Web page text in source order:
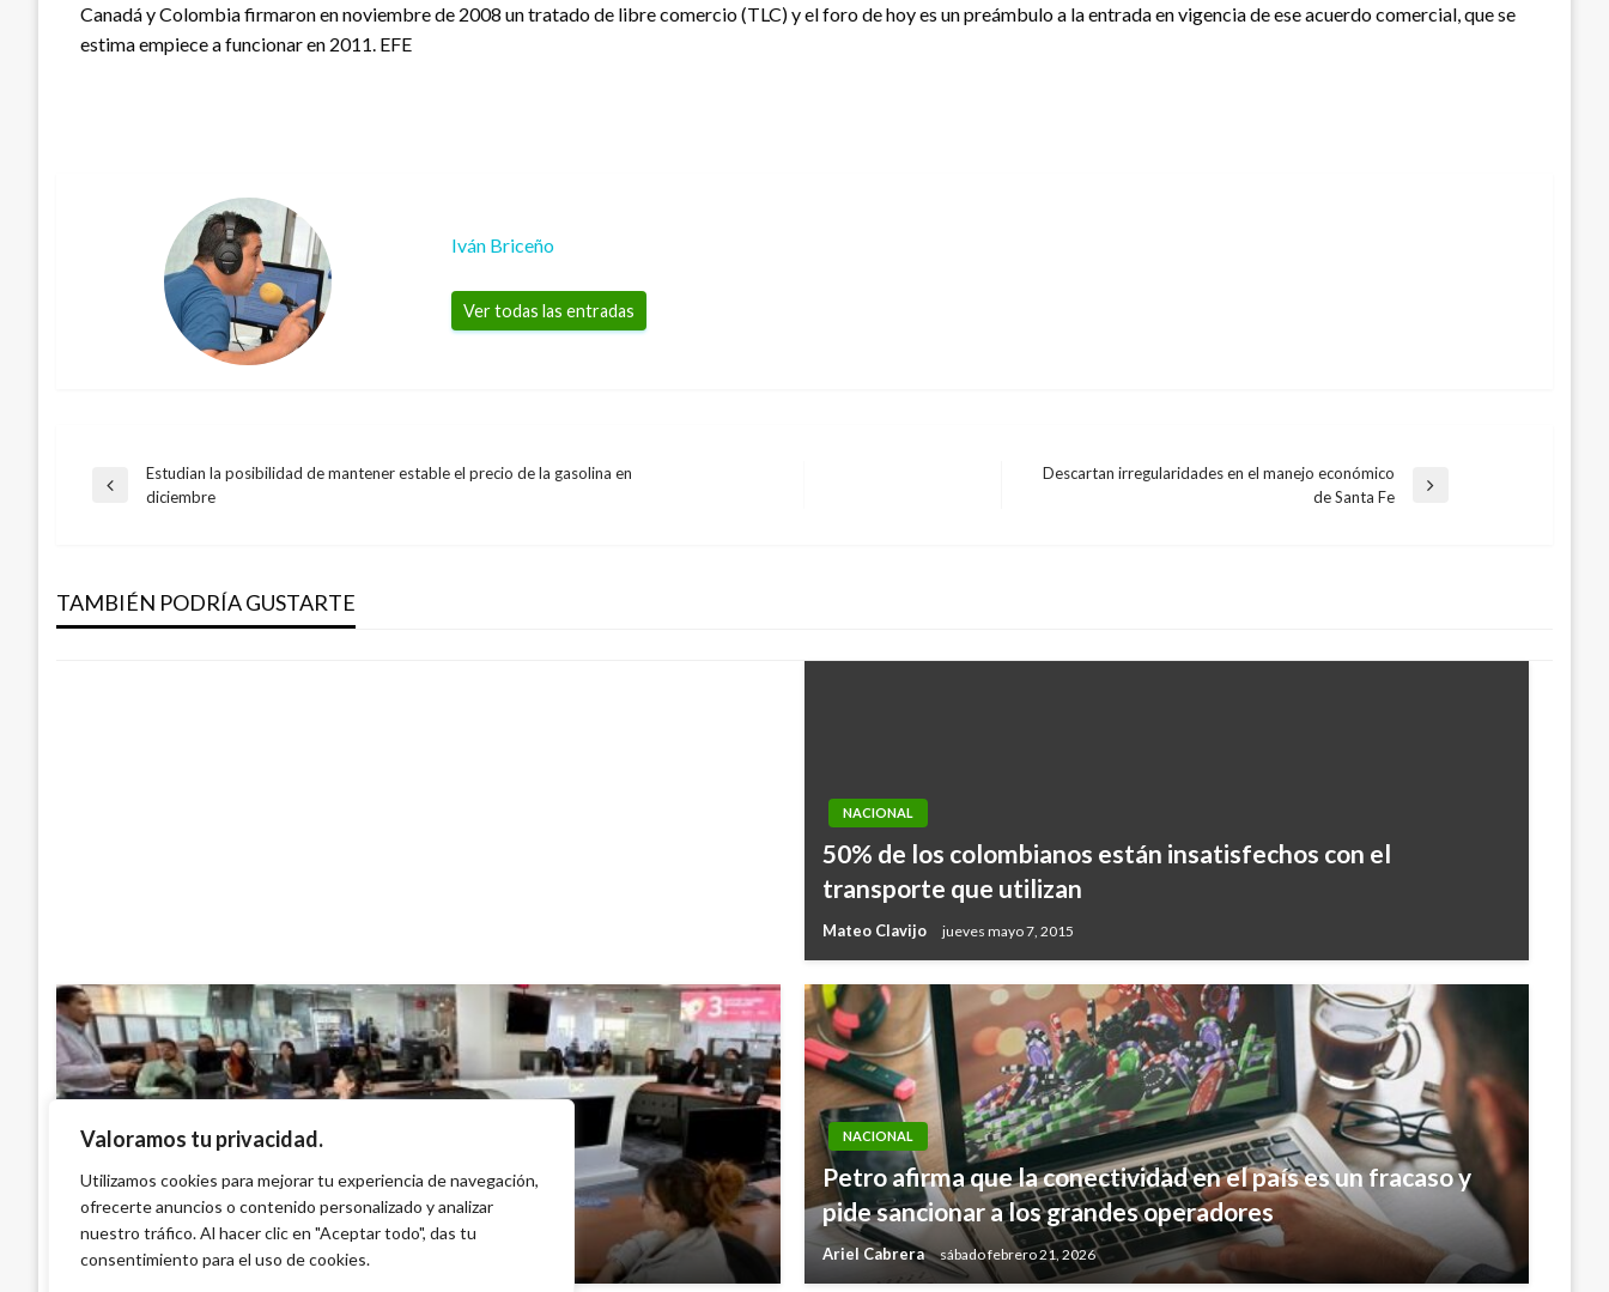
Valoramos tu privacidad.
Utilizamos cookies para mejorar tu experiencia de navegación,
ofrecerte anuncios o contenido personalizado y analizar
nuestro tráfico. Al hacer clic en "Aceptar todo", das tu
consentimiento para el uso de cookies.
Canadá y Colombia firmaron en noviembre de 2008 un tratado de libre comercio (TLC) y el foro de hoy es un preámbulo a la entrada en vigencia de ese acuerdo comercial, que se
estima empiece a funcionar en 2011. EFE
Iván Briceño
Ver todas las entradas
Navegación
entradas
Entrada
Estudian la posibilidad de mantener estable el precio de la gasolina en
diciembre
Descartan irregularidades en el manejo económico
de Santa Fe
TAMBIÉN PODRÍA GUSTARTE
un mega yate
Andres Felipe Gama jueves abril 20, 2017
NACIONAL
50% de los colombianos están insatisfechos con el
transporte que utilizan
Mateo Clavijo jueves mayo 7, 2015
Indicadores Económicos
Ariel Cabrera miércoles febrero 7, 2024
NACIONAL
Petro afirma que la conectividad en el país es un fracaso y
pide sancionar a los grandes operadores
Ariel Cabrera sábado febrero 21, 2026